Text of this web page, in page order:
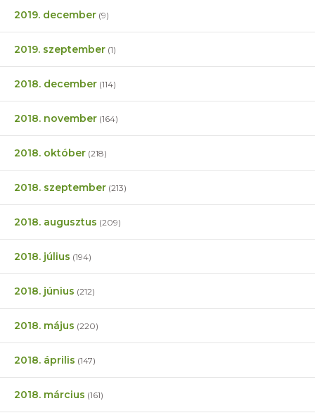
2019. december (9)
2019. szeptember (1)
2018. december (114)
2018. november (164)
2018. október (218)
2018. szeptember (213)
2018. augusztus (209)
2018. július (194)
2018. június (212)
2018. május (220)
2018. április (147)
2018. március (161)